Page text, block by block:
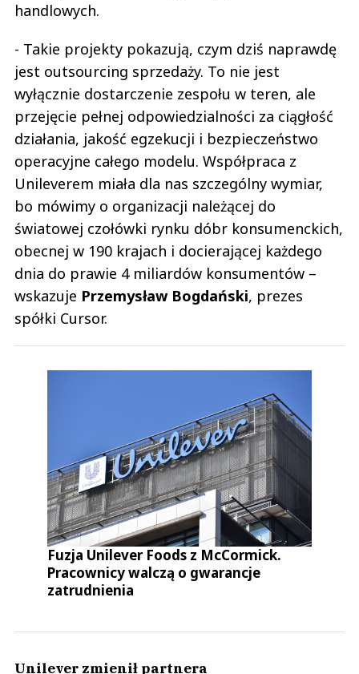
handlowych.
- Takie projekty pokazują, czym dziś naprawdę
jest outsourcing sprzedaży. To nie jest
wyłącznie dostarczenie zespołu w teren, ale
przejęcie pełnej odpowiedzialności za ciągłość
działania, jakość egzekucji i bezpieczeństwo
operacyjne całego modelu. Współpraca z
Unileverem miała dla nas szczególny wymiar,
bo mówimy o organizacji należącej do
światowej czołówki rynku dóbr konsumenckich,
obecnej w 190 krajach i docierającej każdego
dnia do prawie 4 miliardów konsumentów –
wskazuje Przemysław Bogdański, prezes
spółki Cursor.
Fuzja Unilever Foods z McCormick.
Pracownicy walczą o gwarancje
zatrudnienia
Unilever zmienił partnera